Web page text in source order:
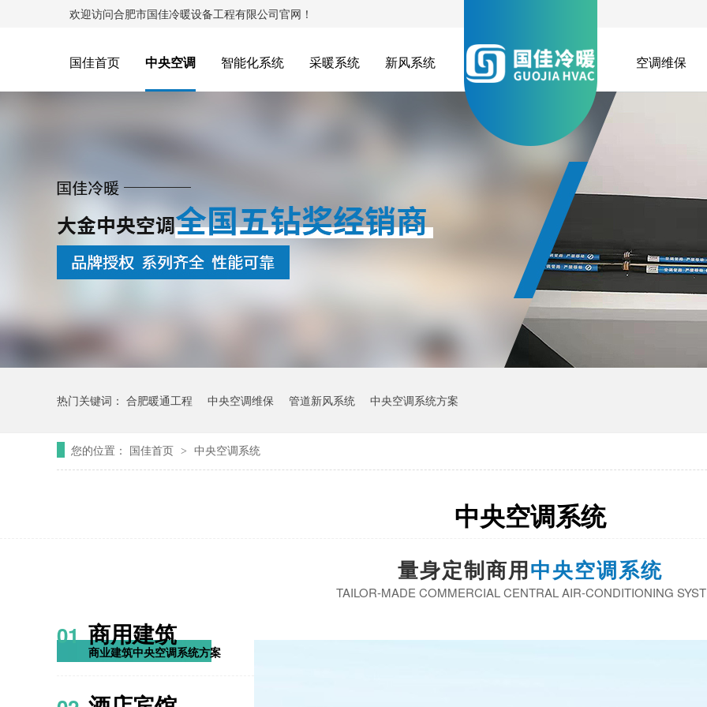
欢迎访问合肥市国佳冷暖设备工程有限公司官网！
国佳首页 中央空调 智能化系统 采暖系统 新风系统 空调维保
热门关键词： 合肥暖通工程 中央空调维保 管道新风系统 中央空调系统方案
您的位置： 国佳首页 > 中央空调系统
中央空调系统
量身定制商用中央空调系统
TAILOR-MADE COMMERCIAL CENTRAL AIR-CONDITIONING
01 商用建筑
商业建筑中央空调系统方案